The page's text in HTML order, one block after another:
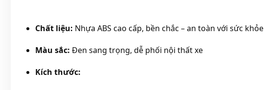
Chất liệu: Nhựa ABS cao cấp, bền chắc – an toàn với sức khỏe
Màu sắc: Đen sang trọng, dễ phối nội thất xe
Kích thước: